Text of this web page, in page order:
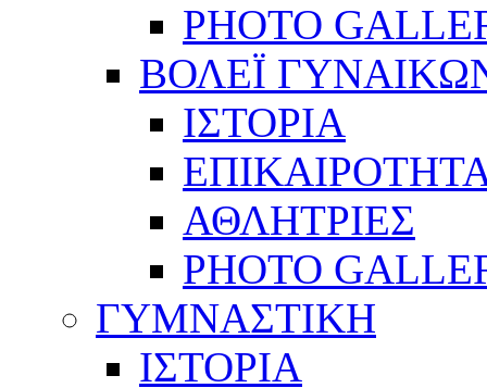
PHOTO
ΒΟΛΕΪ
ΙΣΤΟΡΙΑ
ΑΘΛΗΤΡΙΕΣ
PHOTO
ΓΥΜΝΑΣΤΙΚΗ
ΙΣΤΟΡΙΑ